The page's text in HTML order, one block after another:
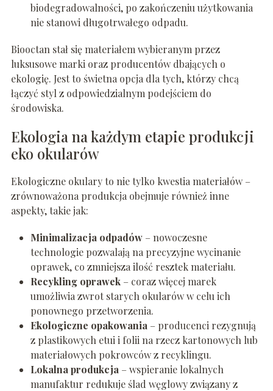
biodegradowalności, po zakończeniu użytkowania
nie stanowi długotrwałego odpadu.
Biooctan stał się materiałem wybieranym przez
luksusowe marki oraz producentów dbających o
ekologię. Jest to świetna opcja dla tych, którzy chcą
łączyć styl z odpowiedzialnym podejściem do
środowiska.
Ekologia na każdym etapie produkcji
eko okularów
Ekologiczne okulary to nie tylko kwestia materiałów –
zrównoważona produkcja obejmuje również inne
aspekty, takie jak:
Minimalizacja odpadów– nowoczesne
technologie pozwalają na precyzyjne wycinanie
oprawek, co zmniejsza ilość resztek materiału.
Recykling oprawek– coraz więcej marek
umożliwia zwrot starych okularów w celu ich
ponownego przetworzenia.
Ekologiczne opakowania – producenci rezygnują
z plastikowych etui i folii na rzecz kartonowych lub
materiałowych pokrowców z recyklingu.
Lokalna produkcja – wspieranie lokalnych
manufaktur redukuje ślad węglowy związany z